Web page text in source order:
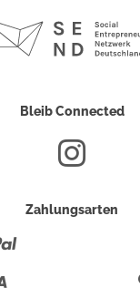
Bleib Connected
Zahlungsarten